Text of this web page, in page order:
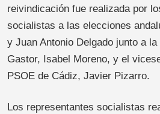
reivindicación fue realizada por
socialistas a las elecciones
y Juan Antonio Delgado junto a
Gastor, Isabel Moreno, y el
PSOE de Cádiz, Javier Pizarro.
Los representantes socialistas